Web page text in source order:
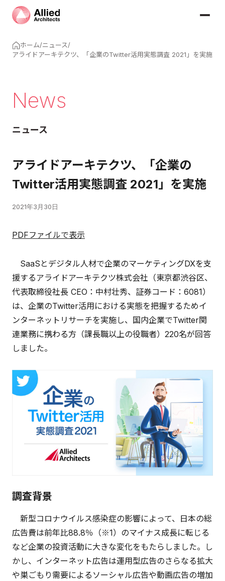
ホーム/ニュース/
アライドアーキテクツ、「企業のTwitter活用実態調査 2021」を実施
News
ニュース
アライドアーキテクツ、「企業の
Twitter活用実態調査 2021」を実施
2021年3月30日
PDFファイルで表示
SaaSとデジタル人材で企業のマーケティングDXを支
援するアライドアーキテクツ株式会社（東京都渋谷区、
代表取締役社長 CEO：中村壮秀、証券コード：6081）
は、企業のTwitter活用における実態を把握するためイ
ンターネットリサーチを実施し、国内企業でTwitter関
連業務に携わる方（課長職以上の役職者）220名が回答
しました。
調査背景
新型コロナウイルス感染症の影響によって、日本の総
広告費は前年比88.8％（※1）のマイナス成長に転じる
など企業の投資活動に大きな変化をもたらしました。し
かし、インターネット広告は運用型広告のさらなる拡大
や巣ごもり需要によるソーシャル広告や動画広告の増加